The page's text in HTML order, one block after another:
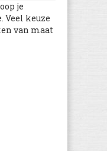
je
Veel keuze
van maat